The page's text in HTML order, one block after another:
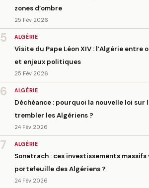
zones d’ombre
25 Fév 2026
5 ALGÉRIE
Visite du Pape Léon XIV : l’Algérie
et enjeux politiques
25 Fév 2026
6 ALGÉRIE
Déchéance : pourquoi la nouvelle loi
trembler les Algériens ?
24 Fév 2026
7 ALGÉRIE
Sonatrach : ces investissements
portefeuille des Algériens ?
24 Fév 2026